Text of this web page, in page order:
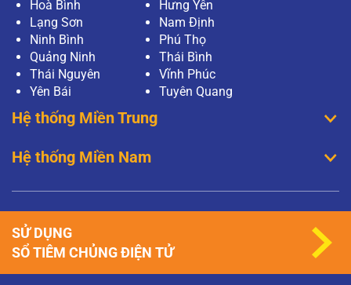
Hoà Bình
Hưng Yên
Lạng Sơn
Nam Định
Ninh Bình
Phú Thọ
Quảng Ninh
Thái Bình
Thái Nguyên
Vĩnh Phúc
Yên Bái
Tuyên Quang
Hệ thống Miền Trung
Hệ thống Miền Nam
SỬ DỤNG
SỔ TIÊM CHỦNG ĐIỆN TỬ